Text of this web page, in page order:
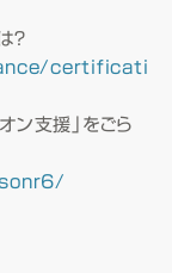
？
certificati
ン支援」をごら